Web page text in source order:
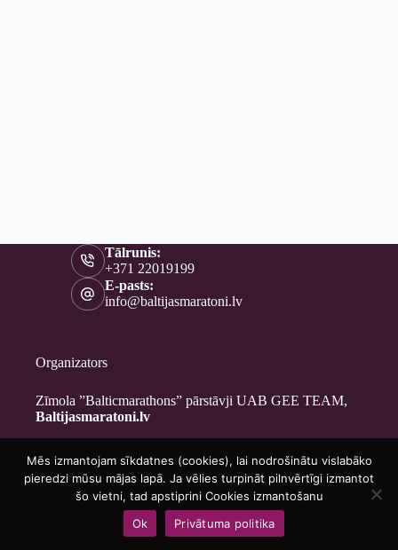
Tālrunis:
+371 22019199
E-pasts:
info@baltijasmaratoni.lv
Organizators
Zīmola ”Balticmarathons” pārstāvji UAB GEE TEAM,
Baltijasmaratoni.lv
Kontakti
Par mums
Brīvprātīgajiem
Privātuma politika
Copyright © 2026 - Baltijasmaratoni.lv
Mēs izmantojam sīkdatnes (cookies), lai nodrošinātu vislabāko
pieredzi mūsu mājas lapā. Ja vēlies turpināt pilnvērtīgi izmantot
šo vietni, tad apstiprini Cookies izmantošanu
Ok
Privātuma politika